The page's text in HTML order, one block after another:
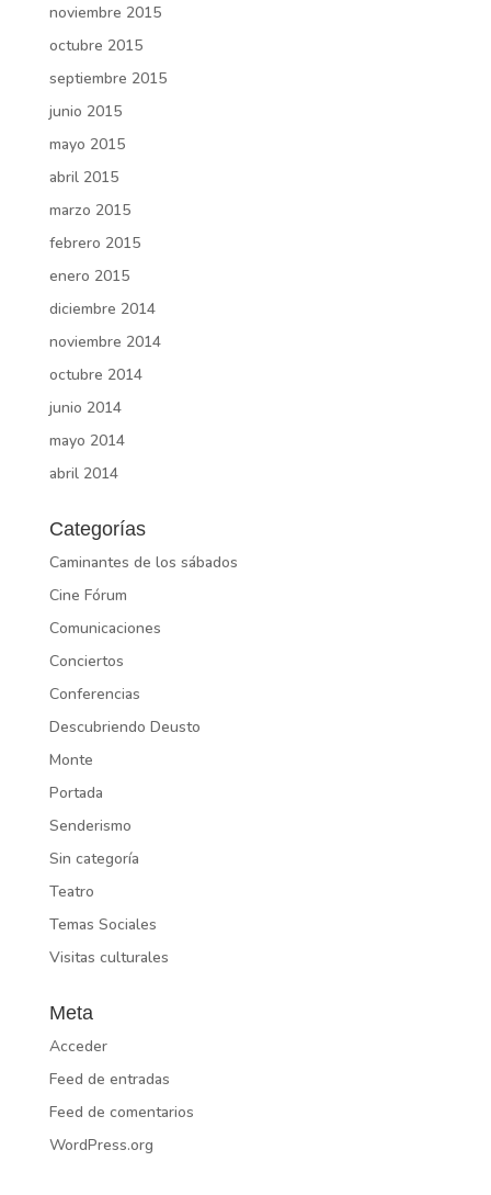
noviembre 2015
octubre 2015
septiembre 2015
junio 2015
mayo 2015
abril 2015
marzo 2015
febrero 2015
enero 2015
diciembre 2014
noviembre 2014
octubre 2014
junio 2014
mayo 2014
abril 2014
Categorías
Caminantes de los sábados
Cine Fórum
Comunicaciones
Conciertos
Conferencias
Descubriendo Deusto
Monte
Portada
Senderismo
Sin categoría
Teatro
Temas Sociales
Visitas culturales
Meta
Acceder
Feed de entradas
Feed de comentarios
WordPress.org